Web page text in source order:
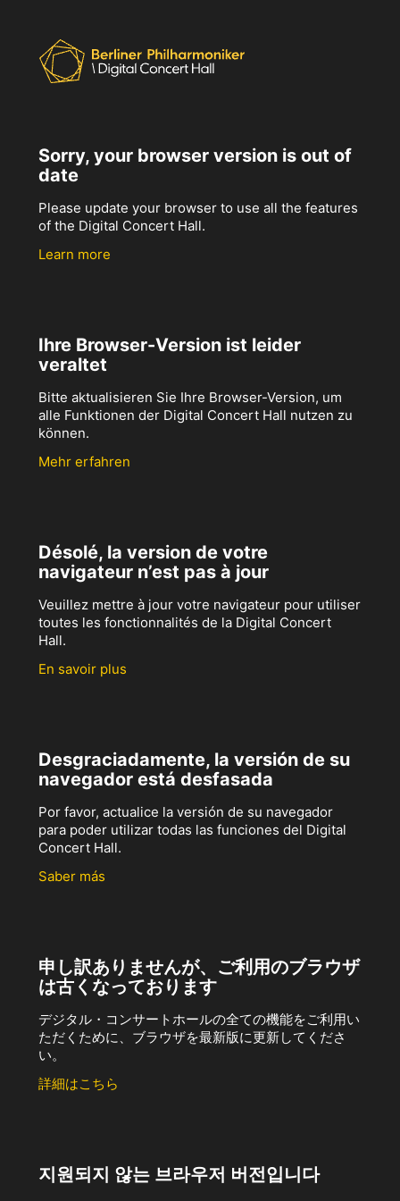
Sorry, your browser version is out of
date
Please update your browser to use all the features
of the Digital Concert Hall.
Learn more
Ihre Browser-Version ist leider
veraltet
Bitte aktualisieren Sie Ihre Browser-Version, um
alle Funktionen der Digital Concert Hall nutzen zu
können.
Mehr erfahren
Désolé, la version de votre
navigateur n’est pas à jour
Veuillez mettre à jour votre navigateur pour utiliser
toutes les fonctionnalités de la Digital Concert
Hall.
En savoir plus
Desgraciadamente, la versión de su
navegador está desfasada
Por favor, actualice la versión de su navegador
para poder utilizar todas las funciones del Digital
Concert Hall.
Saber más
申し訳ありませんが、ご利用のブラウザ
は古くなっております
デジタル・コンサートホールの全ての機能をご利用い
ただくために、ブラウザを最新版に更新してくださ
い。
詳細はこちら
지원되지 않는 브라우저 버전입니다